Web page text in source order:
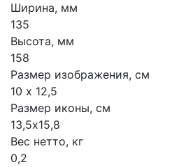
Ширина, мм
135
Высота, мм
158
Размер изображения, см
10 х 12,5
Размер иконы, см
13,5х15,8
Вес нетто, кг
0,2